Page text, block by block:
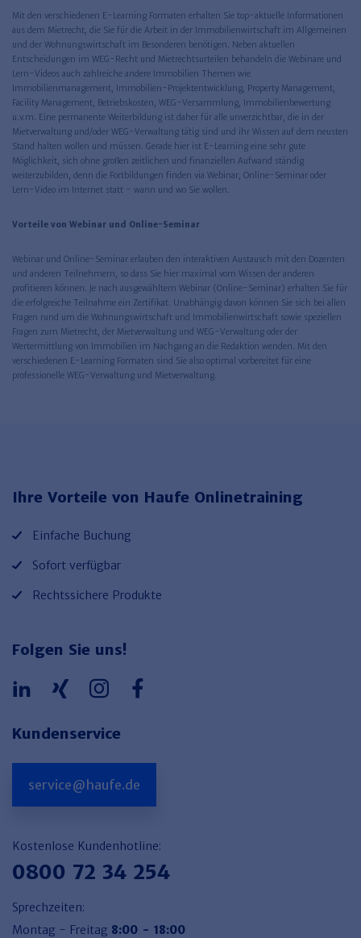
Mit den verschiedenen E-Learning Formaten erhalten Sie top-aktuelle Informationen
aus dem Mietrecht, die Sie für die Arbeit in der Immobilienwirtschaft im Allgemeinen
und der Wohnungswirtschaft im Besonderen benötigen. Neben aktuellen
Entscheidungen im WEG-Recht und Mietrechtsurteilen behandeln die Webinare und
Lern-Videos auch zahlreiche andere Immobilien Themen wie
Immobilienmanagement, Immobilien-Projektentwicklung, Property Management,
Facility Management, Betriebskosten, WEG-Versammlung, Immobilienbewertung
u.v.m. Eine permanente Weiterbildung ist daher für alle unverzichtbar, die in der
Mietverwaltung und/oder WEG-Verwaltung tätig sind und ihr Wissen auf dem neusten
Stand halten wollen und müssen. Gerade hier ist E-Learning eine sehr gute
Möglichkeit, sich ohne großen zeitlichen und finanziellen Aufwand ständig
weiterzubilden, denn die Fortbildungen finden via Webinar, Online-Seminar oder
Lern-Video im Internet statt - wann und wo Sie wollen.
Vorteile von Webinar und Online-Seminar
Webinar und Online-Seminar erlauben den interaktiven Austausch mit den Dozenten
und anderen Teilnehmern, so dass Sie hier maximal vom Wissen der anderen
profitieren können. Je nach ausgewähltem Webinar (Online-Seminar) erhalten Sie für
die erfolgreiche Teilnahme ein Zertifikat. Unabhängig davon können Sie sich bei allen
Fragen rund um die Wohnungswirtschaft und Immobilienwirtschaft sowie speziellen
Fragen zum Mietrecht, der Mietverwaltung und WEG-Verwaltung oder der
Wertermittlung von Immobilien im Nachgang an die Redaktion wenden. Mit den
verschiedenen E-Learning Formaten sind Sie also optimal vorbereitet für eine
professionelle WEG-Verwaltung und Mietverwaltung.
Ihre Vorteile von Haufe Onlinetraining
Einfache Buchung
Sofort verfügbar
Rechtssichere Produkte
Folgen Sie uns!
Kundenservice
service@haufe.de
Kostenlose Kundenhotline:
0800 72 34 254
Sprechzeiten:
Montag - Freitag 8:00 - 18:00